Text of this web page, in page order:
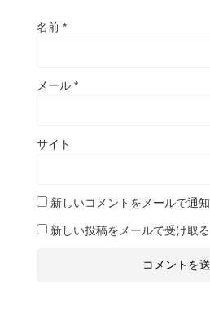
名前 *
メール *
サイト
新しいコメントをメールで通知
新しい投稿をメールで受け取る